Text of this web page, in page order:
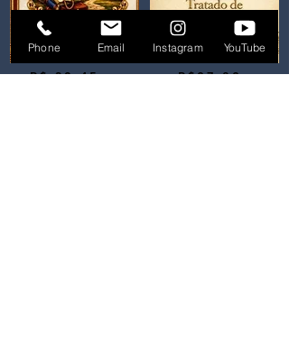
R$ 30,45 R$27,82
Phone Email Instagram YouTube